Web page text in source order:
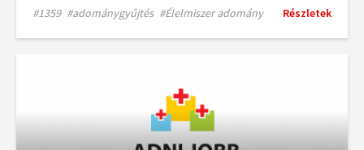
#1359 #adománygyűjtés #Élelmiszer adomány Részletek